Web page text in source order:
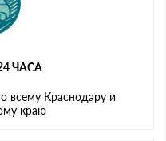
ЧАСА
всему Краснодару и
краю